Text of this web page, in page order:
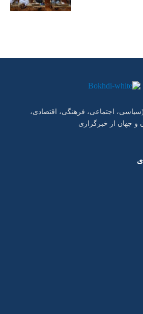
اجتماعی، فرهنگی، اقتصادی،
جهان از خبرگزاری